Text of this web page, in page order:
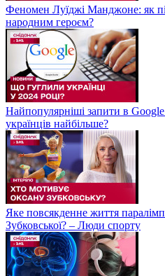
Феномен Луїджі Манджоне: як
народним героєм?
Найпопулярніші запити в
українців найбільше?
Яке повсякденне життя
Зубковської? – Люди спорту